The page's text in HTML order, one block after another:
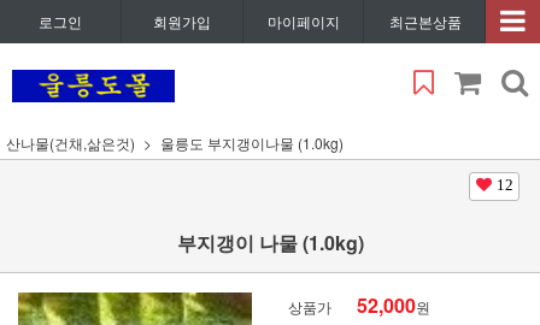
로그인 회원가입 마이페이지 최근본상품
산나물(건채,삶은것) 울릉도 부지갱이나물 (1.0kg)
12
부지갱이 나물 (1.0kg)
상품가 52,000원